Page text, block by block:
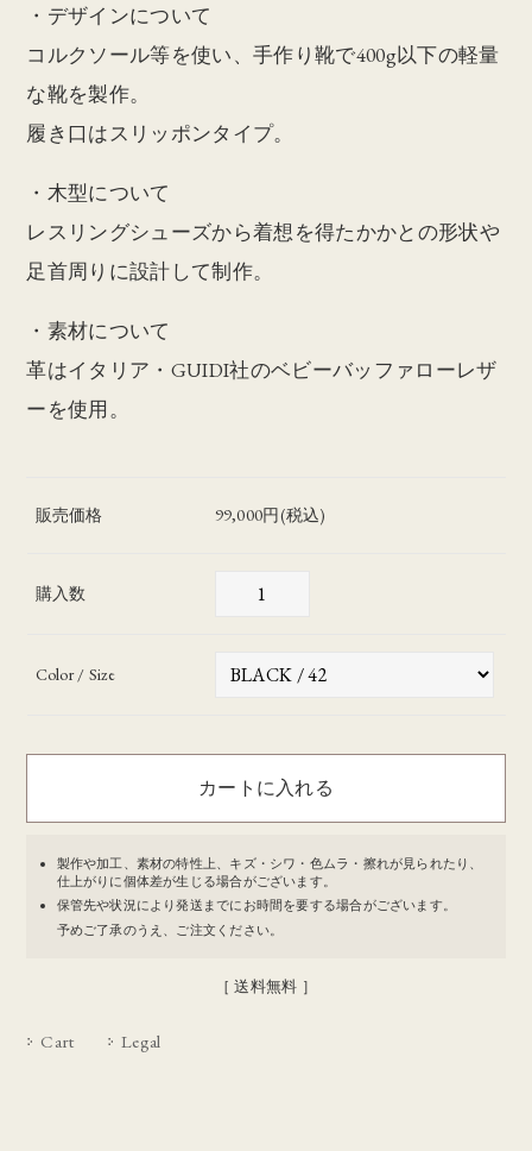
・デザインについて
コルクソール等を使い、手作り靴で400g以下の軽量
な靴を製作。
履き口はスリッポンタイプ。
・木型について
レスリングシューズから着想を得たかかとの形状や
足首周りに設計して制作。
・素材について
革はイタリア・GUIDI社のベビーバッファローレザ
ーを使用。
販売価格 99,000円(税込)
購入数
Color / Size
製作や加工、素材の特性上、キズ・シワ・色ムラ・擦れが見られたり、
仕上がりに個体差が生じる場合がございます。
保管先や状況により発送までにお時間を要する場合がございます。
予めご了承のうえ、ご注文ください。
［ 送料無料 ］
Cart Legal